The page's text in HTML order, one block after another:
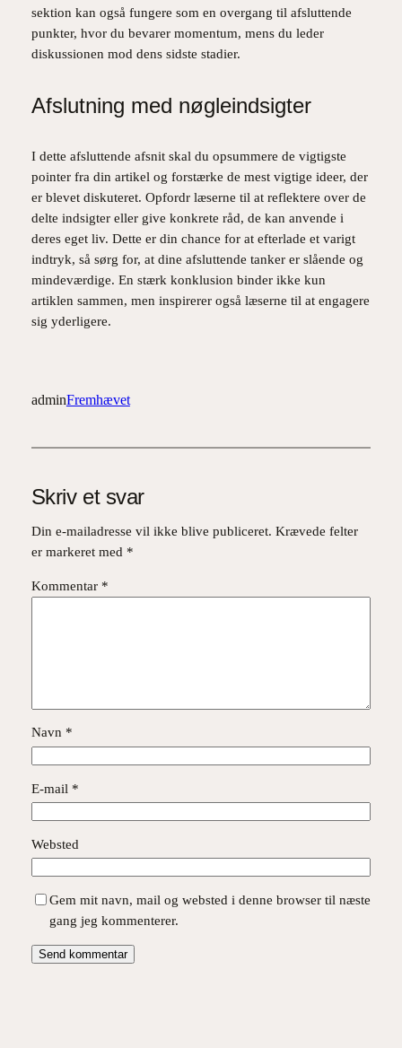
sektion kan også fungere som en overgang til afsluttende
punkter, hvor du bevarer momentum, mens du leder
diskussionen mod dens sidste stadier.
Afslutning med nøgleindsigter
I dette afsluttende afsnit skal du opsummere de vigtigste
pointer fra din artikel og forstærke de mest vigtige ideer, der
er blevet diskuteret. Opfordr læserne til at reflektere over de
delte indsigter eller give konkrete råd, de kan anvende i
deres eget liv. Dette er din chance for at efterlade et varigt
indtryk, så sørg for, at dine afsluttende tanker er slående og
mindeværdige. En stærk konklusion binder ikke kun
artiklen sammen, men inspirerer også læserne til at engagere
sig yderligere.
adminFremhævet
Skriv et svar
Din e-mailadresse vil ikke blive publiceret. Krævede felter
er markeret med *
Kommentar *
Navn *
E-mail *
Websted
Gem mit navn, mail og websted i denne browser til næste
gang jeg kommenterer.